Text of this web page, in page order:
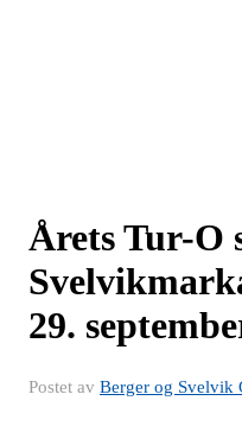
Årets Tur-O
29.
Postet av Berger og Svelvik